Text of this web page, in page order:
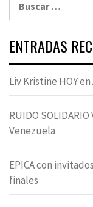
ENTRADAS
Liv Kristine HOY
RUIDO
Venezuela
EPICA con
finales